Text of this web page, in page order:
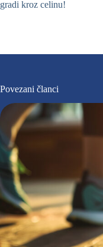
gradi kroz celinu!
Povezani članci